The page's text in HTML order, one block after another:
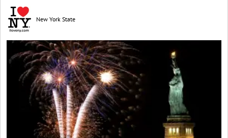
New York State